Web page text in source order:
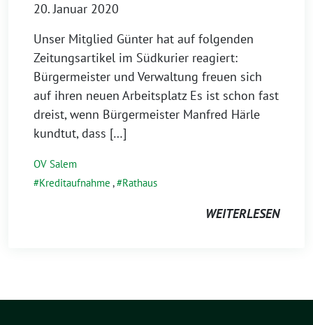
20. Januar 2020
Unser Mitglied Günter hat auf fol­gen­den
Zeitungsartikel im Südkurier reagiert:
Bürgermeister und Verwaltung freu­en sich
auf ihren neu­en Arbeitsplatz Es ist schon fast
dreist, wenn Bürgermeister Manfred Härle
kund­tut, dass […]
OV Salem
Kreditaufnahme , Rathaus
WEITERLESEN